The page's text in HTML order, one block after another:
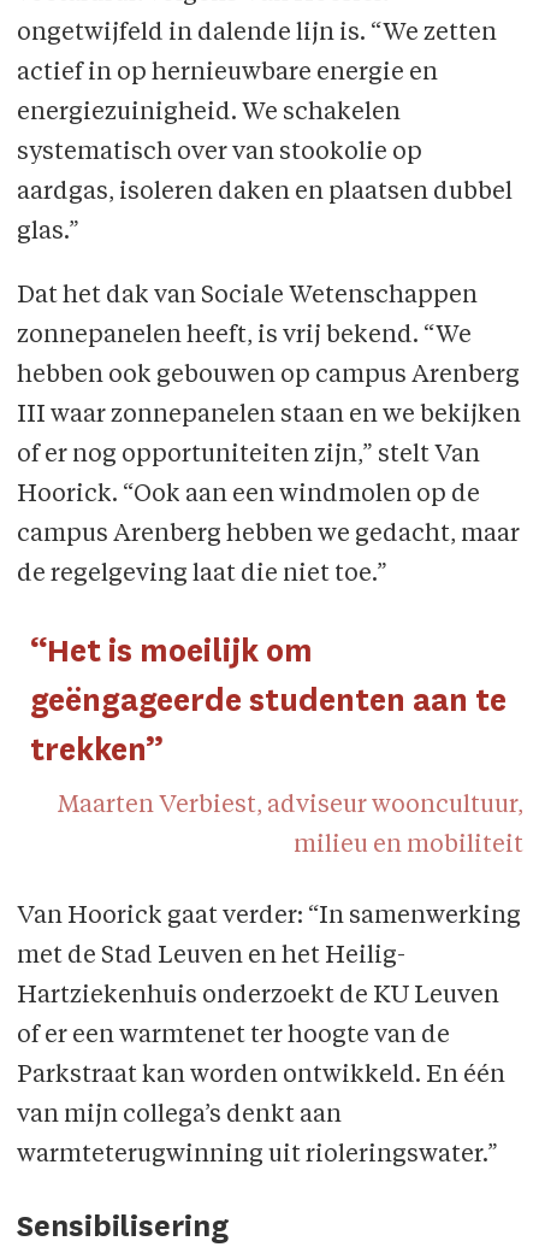
ongetwijfeld in dalende lijn is. “We zetten
actief in op hernieuwbare energie en
energiezuinigheid. We schakelen
systematisch over van stookolie op
aardgas, isoleren daken en plaatsen dubbel
glas.”
Dat het dak van Sociale Wetenschappen
zonnepanelen heeft, is vrij bekend. “We
hebben ook gebouwen op campus Arenberg
III waar zonnepanelen staan en we bekijken
of er nog opportuniteiten zijn,” stelt Van
Hoorick. “Ook aan een windmolen op de
campus Arenberg hebben we gedacht, maar
de regelgeving laat die niet toe.”
“Het is moeilijk om
geëngageerde studenten aan te
trekken”
Maarten Verbiest, adviseur wooncultuur,
milieu en mobiliteit
Van Hoorick gaat verder: “In samenwerking
met de Stad Leuven en het Heilig-
Hartziekenhuis onderzoekt de KU Leuven
of er een warmtenet ter hoogte van de
Parkstraat kan worden ontwikkeld. En één
van mijn collega’s denkt aan
warmteterugwinning uit rioleringswater.”
Sensibilisering